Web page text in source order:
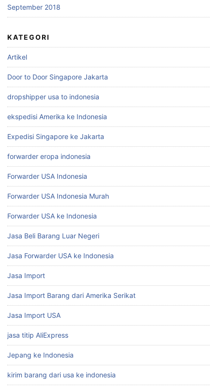
September 2018
KATEGORI
Artikel
Door to Door Singapore Jakarta
dropshipper usa to indonesia
ekspedisi Amerika ke Indonesia
Expedisi Singapore ke Jakarta
forwarder eropa indonesia
Forwarder USA Indonesia
Forwarder USA Indonesia Murah
Forwarder USA ke Indonesia
Jasa Beli Barang Luar Negeri
Jasa Forwarder USA ke Indonesia
Jasa Import
Jasa Import Barang dari Amerika Serikat
Jasa Import USA
jasa titip AliExpress
Jepang ke Indonesia
kirim barang dari usa ke indonesia